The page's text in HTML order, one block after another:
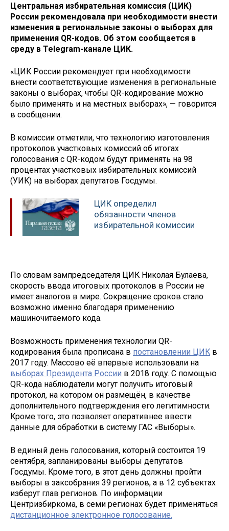
Центральная избирательная комиссия (ЦИК)
России рекомендовала при необходимости внести
изменения в региональные законы о выборах для
применения QR-кодов. Об этом сообщается в
среду в Telegram-канале ЦИК.
«ЦИК России рекомендует при необходимости
внести соответствующие изменения в региональные
законы о выборах, чтобы QR-кодирование можно
было применять и на местных выборах», — говорится
в сообщении.
В комиссии отметили, что технологию изготовления
протоколов участковых комиссий об итогах
голосования с QR-кодом будут применять на 98
процентах участковых избирательных комиссий
(УИК) на выборах депутатов Госдумы.
ЦИК определил
обязанности членов
избирательной комиссии
По словам зампредседателя ЦИК Николая Булаева,
скорость ввода итоговых протоколов в России не
имеет аналогов в мире. Сокращение сроков стало
возможно именно благодаря применению
машиночитаемого кода.
Возможность применения технологии QR-
кодирования была прописана в постановлении ЦИК в
2017 году. Массово её впервые использовали на
выборах Президента России в 2018 году. С помощью
QR-кода наблюдатели могут получить итоговый
протокол, на котором он размещён, в качестве
дополнительного подтверждения его легитимности.
Кроме того, это позволяет оперативнее ввести
данные для обработки в систему ГАС «Выборы».
В единый день голосования, который состоится 19
сентября, запланированы выборы депутатов
Госдумы. Кроме того, в этот день должны пройти
выборы в заксобрания 39 регионов, а в 12 субъектах
изберут глав регионов. По информации
Центризбиркома, в семи регионах будет применяться
дистанционное электронное голосование.